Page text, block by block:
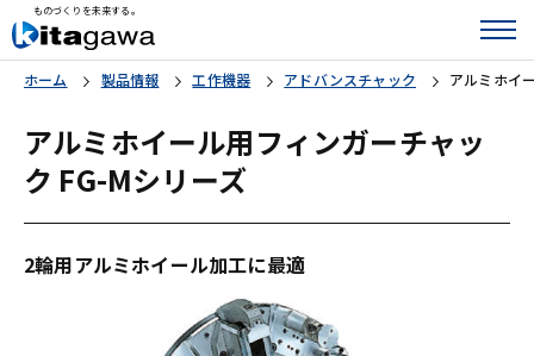
ものづくりを未来する。
ホーム 製品情報 工作機器 アドバンスチャック アルミホイ
アルミホイール用フィンガーチャッ
ク FG-Mシリーズ
2輪用アルミホイール加工に最適